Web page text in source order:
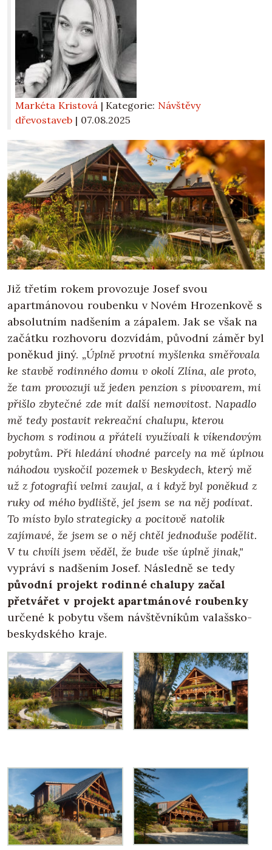
Markéta Kristová | Kategorie: Návštěvy
dřevostaveb | 07.08.2025
Již třetím rokem provozuje Josef svou
apartmánovou roubenku v Novém Hrozenkově s
absolutním nadšením a zápalem. Jak se však na
začátku rozhovoru dozvídám, původní záměr byl
poněkud jiný. „Úplně prvotní myšlenka směřovala
ke stavbě rodinného domu v okolí Zlína, ale proto,
že tam provozuji už jeden penzion s pivovarem, mi
přišlo zbytečné zde mít další nemovitost. Napadlo
mě tedy postavit rekreační chalupu, kterou
bychom s rodinou a přáteli využívali k víkendovým
pobytům. Při hledání vhodné parcely na mě úplnou
náhodou vyskočil pozemek v Beskydech, který mě
už z fotografií velmi zaujal, a i když byl poněkud z
ruky od mého bydliště, jel jsem se na něj podívat.
To místo bylo strategicky a pocitově natolik
zajímavé, že jsem se o něj chtěl jednoduše podělit.
V tu chvíli jsem věděl, že bude vše úplně jinak,"
vypráví s nadšením Josef. Následně se tedy
původní projekt rodinné chalupy začal
přetvářet v projekt apartmánové roubenky
určené k pobytu všem návštěvníkům valašsko-
beskydského kraje.